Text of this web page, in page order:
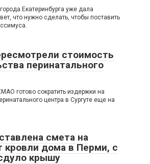
Екатеринбурга уже дала
что нужно сделать, чтобы поставить
стоимость
перинатального
готово сократить издержки на
центра в Сургуте еще на
смета на
кровли дома в Перми, с
крышу